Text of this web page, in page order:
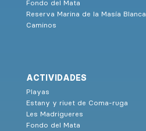
Fondo del Mata
Reserva Marina de la Masía Blanca
Caminos
ACTIVIDADES
Playas
Estany y riuet de Coma-ruga
Les Madrigueres
Fondo del Mata